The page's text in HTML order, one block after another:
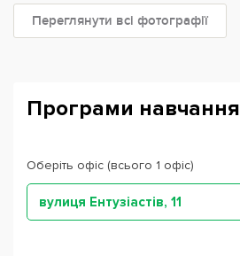
Переглянути всі фотографії
Програми навчання
Оберіть офіс (всього 1 офіс)
вулиця Ентузіастів, 11